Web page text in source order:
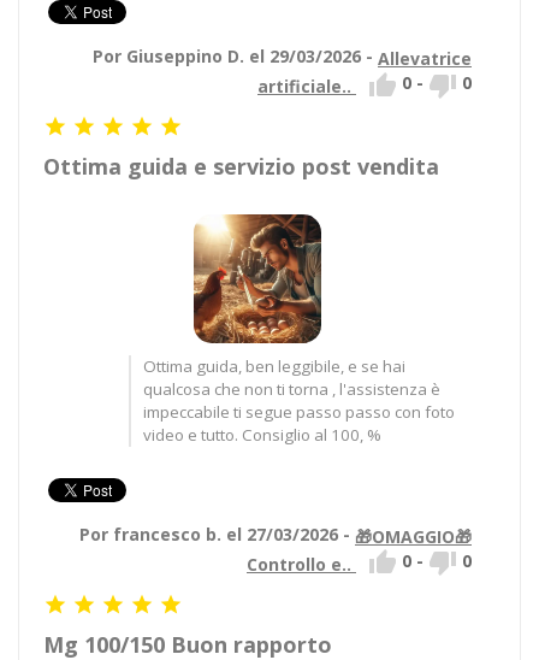
Por Giuseppino D. el 29/03/2026 - Allevatrice
artificiale..
 0 -  0
    
Ottima guida e servizio post vendita
Ottima guida, ben leggibile, e se hai
qualcosa che non ti torna , l'assistenza è
impeccabile ti segue passo passo con foto
video e tutto. Consiglio al 100, %
Por francesco b. el 27/03/2026 - 🎁OMAGGIO🎁
Controllo e..
 0 -  0
    
Mg 100/150 Buon rapporto